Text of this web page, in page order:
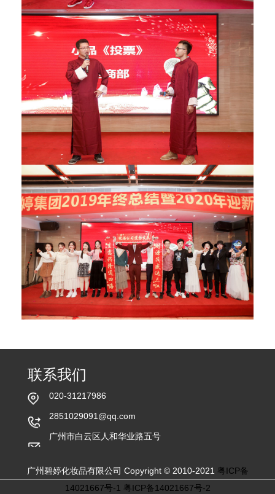
联系我们
020-31217986
2851029091@qq.com
广州市白云区人和华业路五号
广州碧婷化妆品有限公司 Copyright © 2010-2021 粤ICP备
14021667号-1 粤ICP备14021667号-2